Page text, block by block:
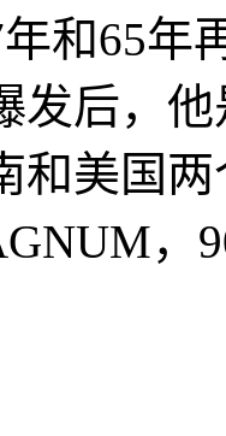
和65年
发后，
和美国
，